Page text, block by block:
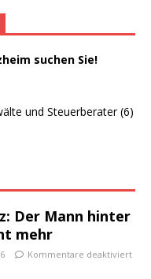
suchen Sie!
und Steuerberater (6)
Der Mann hinter
mehr
Kommentare deaktiviert